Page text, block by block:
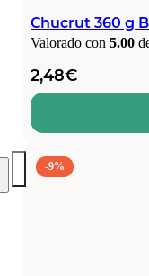
Chucrut 360 g
Valorado con 5.00
2,48€
-9%